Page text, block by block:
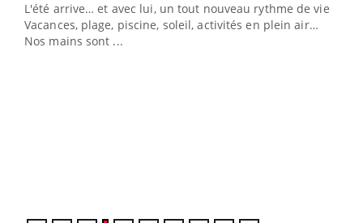
L'été arrive… et avec lui, un tout nouveau rythme de vie !
Vacances, plage, piscine, soleil, activités en plein air…
Nos mains sont ...